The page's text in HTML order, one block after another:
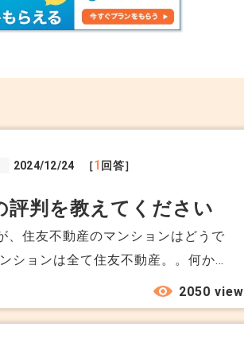
ラブルにならないような形で一度事
2024/12/24 ［1 回答］
評判を教えてください
、住友不動産のマンションはどうで
ションは全て住友不動産。。何か好
は住友不動産のメリットデメリット
だきたいです。 エリアは中央区で築
2050 view